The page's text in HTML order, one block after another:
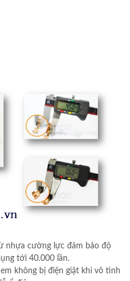
nhựa cường lực đảm bảo độ
tới 40.000 lần.
không bị điện giật khi vô tình